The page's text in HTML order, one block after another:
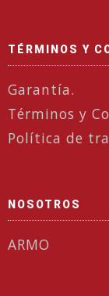
TÉRMINOS Y
Garantía.
Términos y
Política de
NOSOTROS
ARMO